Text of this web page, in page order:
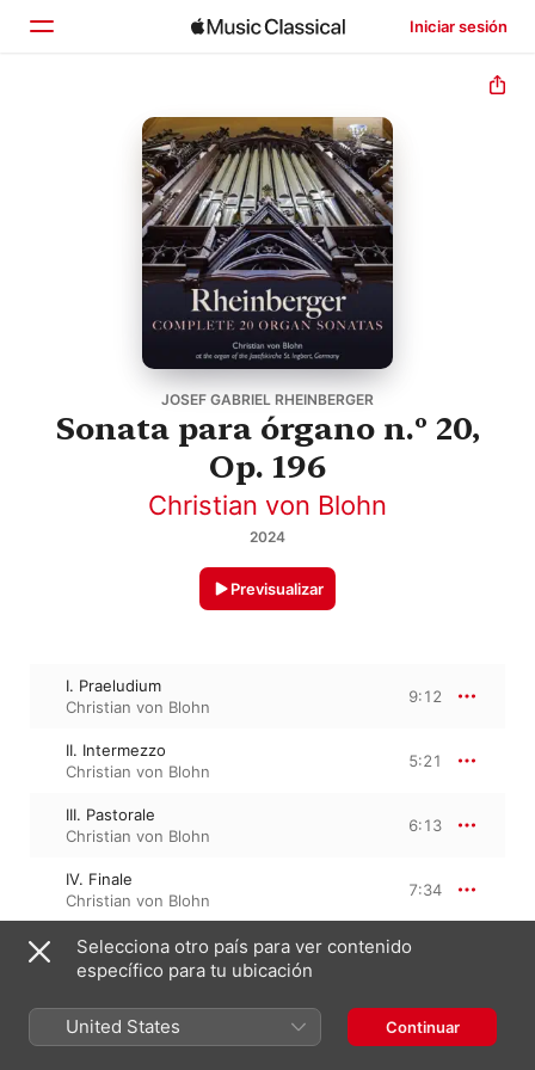
Iniciar sesión
Explorar
JOSEF GABRIEL RHEINBERGER
Sonata para órgano n.º 20,
Op. 196
Christian von Blohn
2024
Previsualizar
I. Praeludium
Christian von Blohn
9:12
II. Intermezzo
Christian von Blohn
5:21
III. Pastorale
Christian von Blohn
6:13
IV. Finale
Christian von Blohn
7:34
23 de septiembre de 2024
4 pistas, 28 minutos
℗ 2024 Brilliant Classics
Selecciona otro país para ver contenido
específico para tu ubicación
United States Continuar